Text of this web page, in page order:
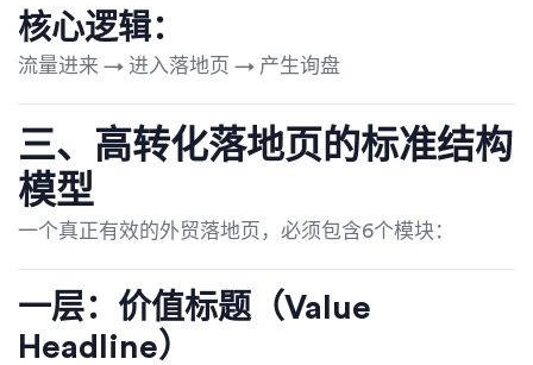
核心逻辑：
流量进来 → 进入落地页 → 产生询盘
三、高转化落地页的标准结构
模型
一个真正有效的外贸落地页，必须包含6个模块：
一层：价值标题（Value
Headline）